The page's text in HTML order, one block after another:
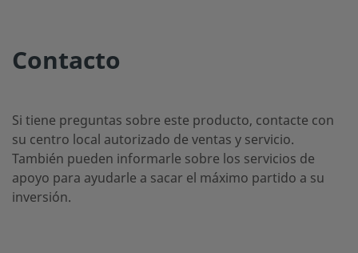
2507-400-
2-4-SG2
Duplex
2507-400-
3-SG2
Super
Duplex
1/4 pulg.
Racor
Swagelok®
Contacto
Si tiene preguntas sobre este producto, contacte con
su centro local autorizado de ventas y servicio.
También pueden informarle sobre los servicios de
apoyo para ayudarle a sacar el máximo partido a su
inversión.